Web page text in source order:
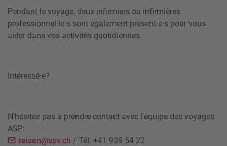
Pendant le voyage, deux infirmiers ou infirmières
professionnel·le·s sont également présent·e·s pour vous
aider dans vos activités quotidiennes.
Intéressé·e?
N'hésitez pas à prendre contact avec l'équipe des voyages
ASP:
reisen@spv.ch / Tél. +41 939 54 22